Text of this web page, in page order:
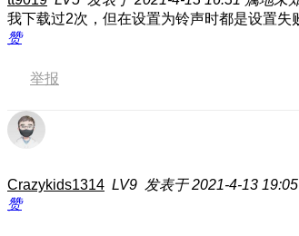
我下载过2次，但在设置为铃声时都是设置失
赞
举报
Crazykids1314 LV9 发表于 2021-4-13 19:05
赞